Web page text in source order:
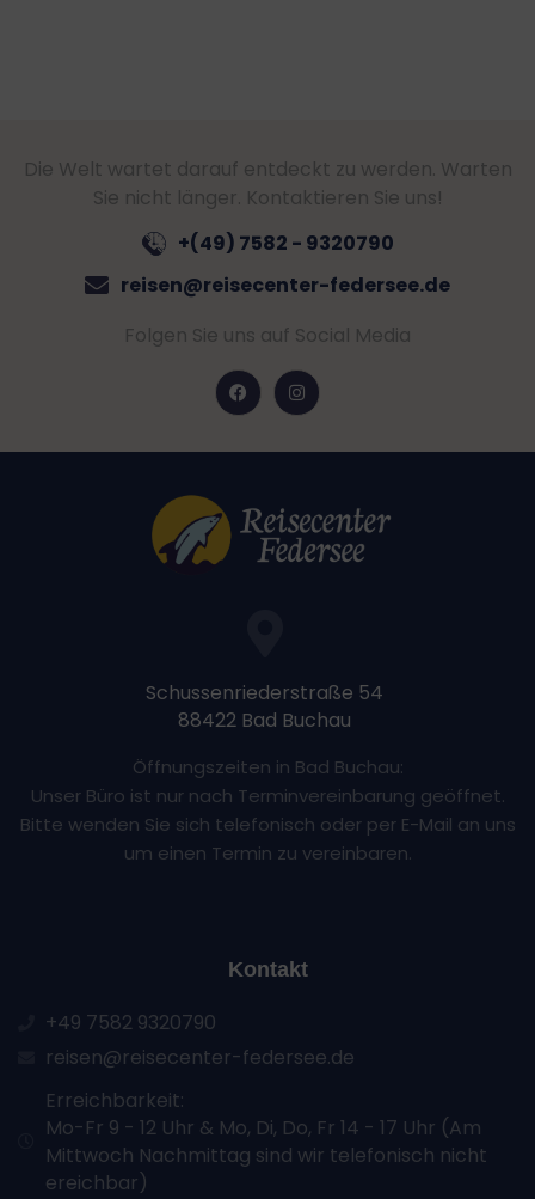
Die Welt wartet darauf entdeckt zu werden. Warten
Sie nicht länger. Kontaktieren Sie uns!
+(49) 7582 - 9320790
reisen@reisecenter-federsee.de
Folgen Sie uns auf Social Media
Schussenriederstraße 54
88422 Bad Buchau
Öffnungszeiten in Bad Buchau:
Unser Büro ist nur nach Terminvereinbarung geöffnet.
Bitte wenden Sie sich telefonisch oder per E-Mail an uns
um einen Termin zu vereinbaren.
Kontakt
+49 7582 9320790
reisen@reisecenter-federsee.de
Erreichbarkeit:
Mo-Fr 9 - 12 Uhr & Mo, Di, Do, Fr 14 - 17 Uhr (Am
Mittwoch Nachmittag sind wir telefonisch nicht
ereichbar)